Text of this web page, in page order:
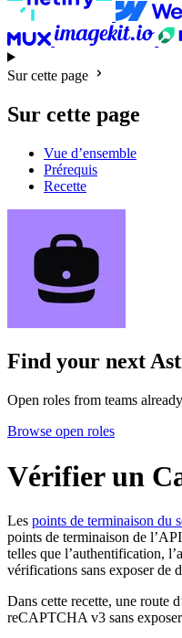
Sur cette page
Sur cette page
Vue d’ensemble
Prérequis
Recette
Find your next
Open roles from teams
Browse open roles
Vérifier un
Les points de terminaison du
points de terminaison de
telles que l’authentification,
vérifications sans exposer de
Dans cette recette, une route
reCAPTCHA v3 sans